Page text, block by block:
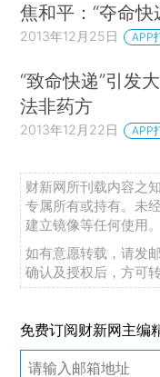
焦和平：“夺命
2013年12月25日 APP
“致命快递”引发
法非药方
2013年12月22日 APP
财新网所刊载内容之
专属所有或持有。未
建立镜像等任何使用。
如有意愿转载，请发
确认及授权后，方可转
免费订阅财新网主编